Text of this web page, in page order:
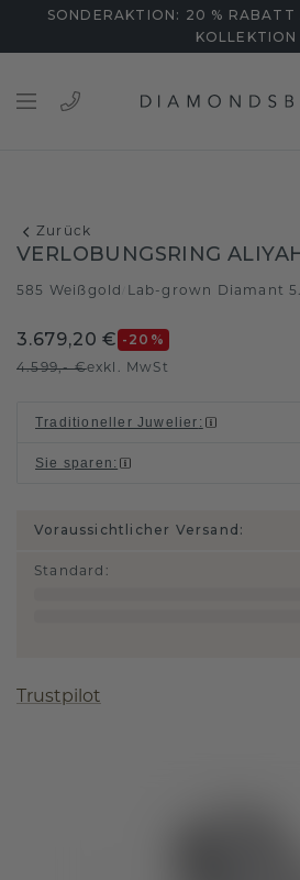
SONDERAKTION: 20 % RABATT
KOLLEKTION
Zurück
VERLOBUNGSRING
585 Weißgold Lab-grown Diamant
3.679,20 € -20 %
4.599,- €exkl. MwSt
Traditioneller Juwelier :
Sie sparen :
Voraussichtlicher Versand:
Standard :
Trustpilot